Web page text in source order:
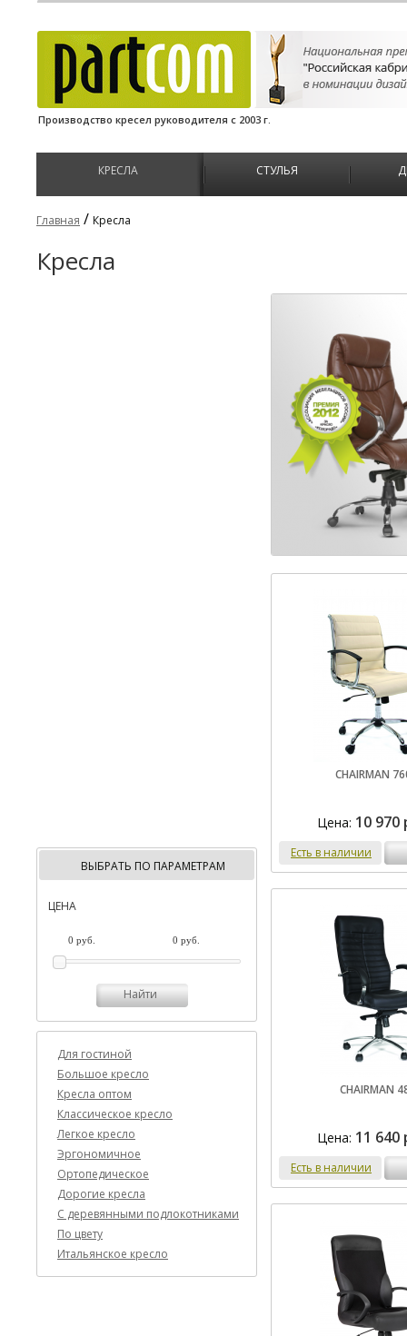
Производство кресел руководителя с 2003 г.
КРЕСЛА СТУЛЬЯ
Главная / Кресла
Кресла
ВЫБРАТЬ ПО ПАРАМЕТРАМ
ЦЕНА
Найти
Для гостиной
Большое кресло
Кресла оптом
Классическое кресло
Легкое кресло
Эргономичное
Ортопедическое
Дорогие кресла
C деревянными подлокотниками
По цвету
Итальянское кресло
CHAIRMAN
Цена: 10 970
Есть в наличии
CHAIRMAN
Цена: 11 640
Есть в наличии